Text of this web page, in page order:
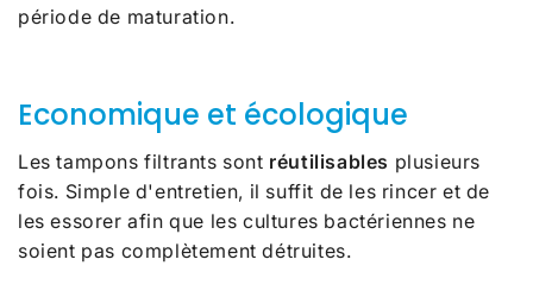
période de maturation.
Economique et écologique
Les tampons filtrants sont réutilisables plusieurs
fois. Simple d'entretien, il suffit de les rincer et de
les essorer afin que les cultures bactériennes ne
soient pas complètement détruites.